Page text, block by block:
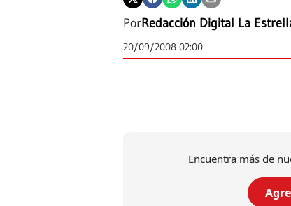
PorRedacción Digital La
20/09/2008 02:00
Encuentra más de